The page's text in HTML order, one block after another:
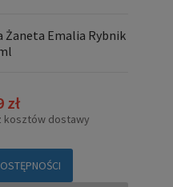
Żaneta Emalia Rybnik
zł
kosztów dostawy